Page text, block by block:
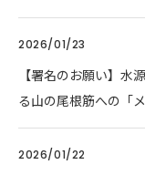
2026/01/23
【署名のお願い】水
る山の尾根筋への「
2026/01/22